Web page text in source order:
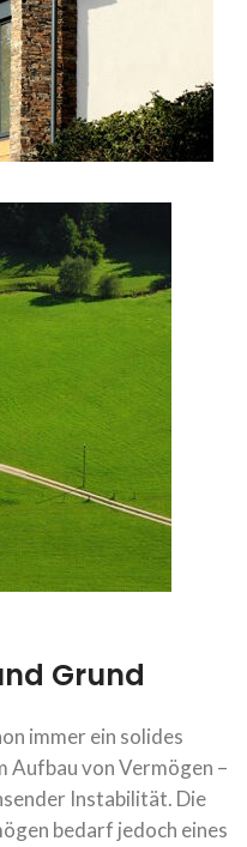
Grund
immer ein solides
Aufbau von Vermögen –
Instabilität. Die
bedarf jedoch eines